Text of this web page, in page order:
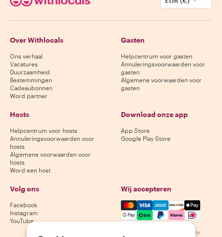
Over Withlocals
Ons verhaal
Vacatures
Duurzaamheid
Bestemmingen
Cadeaubonnen
Word partner
Gasten
Helpcentrum voor gasten
Annuleringsvoorwaarden voor
gasten
Algemene voorwaarden voor
gasten
Hosts
Helpcentrum voor hosts
Annuleringsvoorwaarden voor
hosts
Algemene voorwaarden voor
hosts
Word een host
Download onze app
App Store
Google Play Store
Volg ons
Facebook
Instagram
YouTube
Wij accepteren
Mastercard, Visa, Amex,
Beschikbaarheid varieert per bestemming